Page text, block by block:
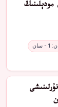
مودېلىنىڭ
سان